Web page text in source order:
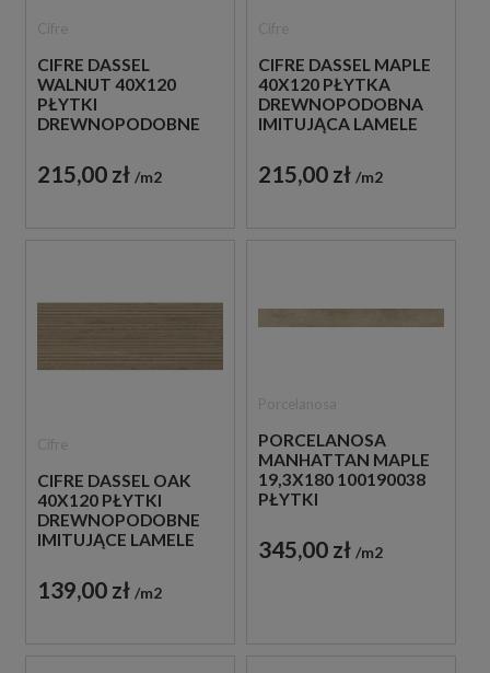
CIFRE DASSEL
WALNUT 40X120
PŁYTKI
DREWNOPODOBNE
215,00 zł m2
CIFRE DASSEL MAPLE
40X120 PŁYTKA
DREWNOPODOBNA
IMITUJĄCA LAMELE
215,00 zł m2
CIFRE DASSEL OAK
40X120 PŁYTKI
DREWNOPODOBNE
IMITUJĄCE LAMELE
139,00 zł m2
PORCELANOSA
MANHATTAN MAPLE
19,3X180 100190038
PŁYTKI
345,00 zł m2